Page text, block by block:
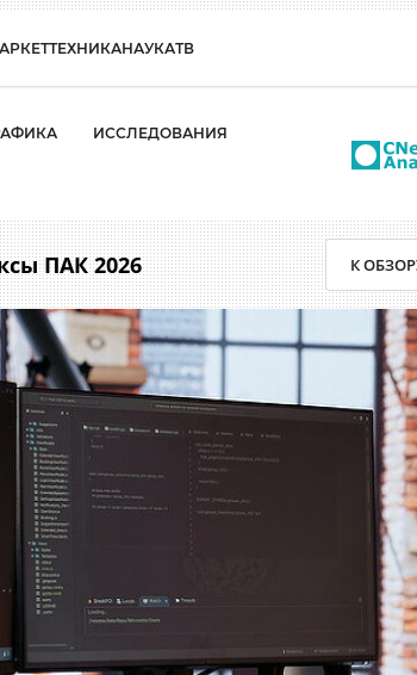
ТЕХНИКАНАУКАТВ
ИССЛЕДОВАНИЯ
ПАК 2026 К